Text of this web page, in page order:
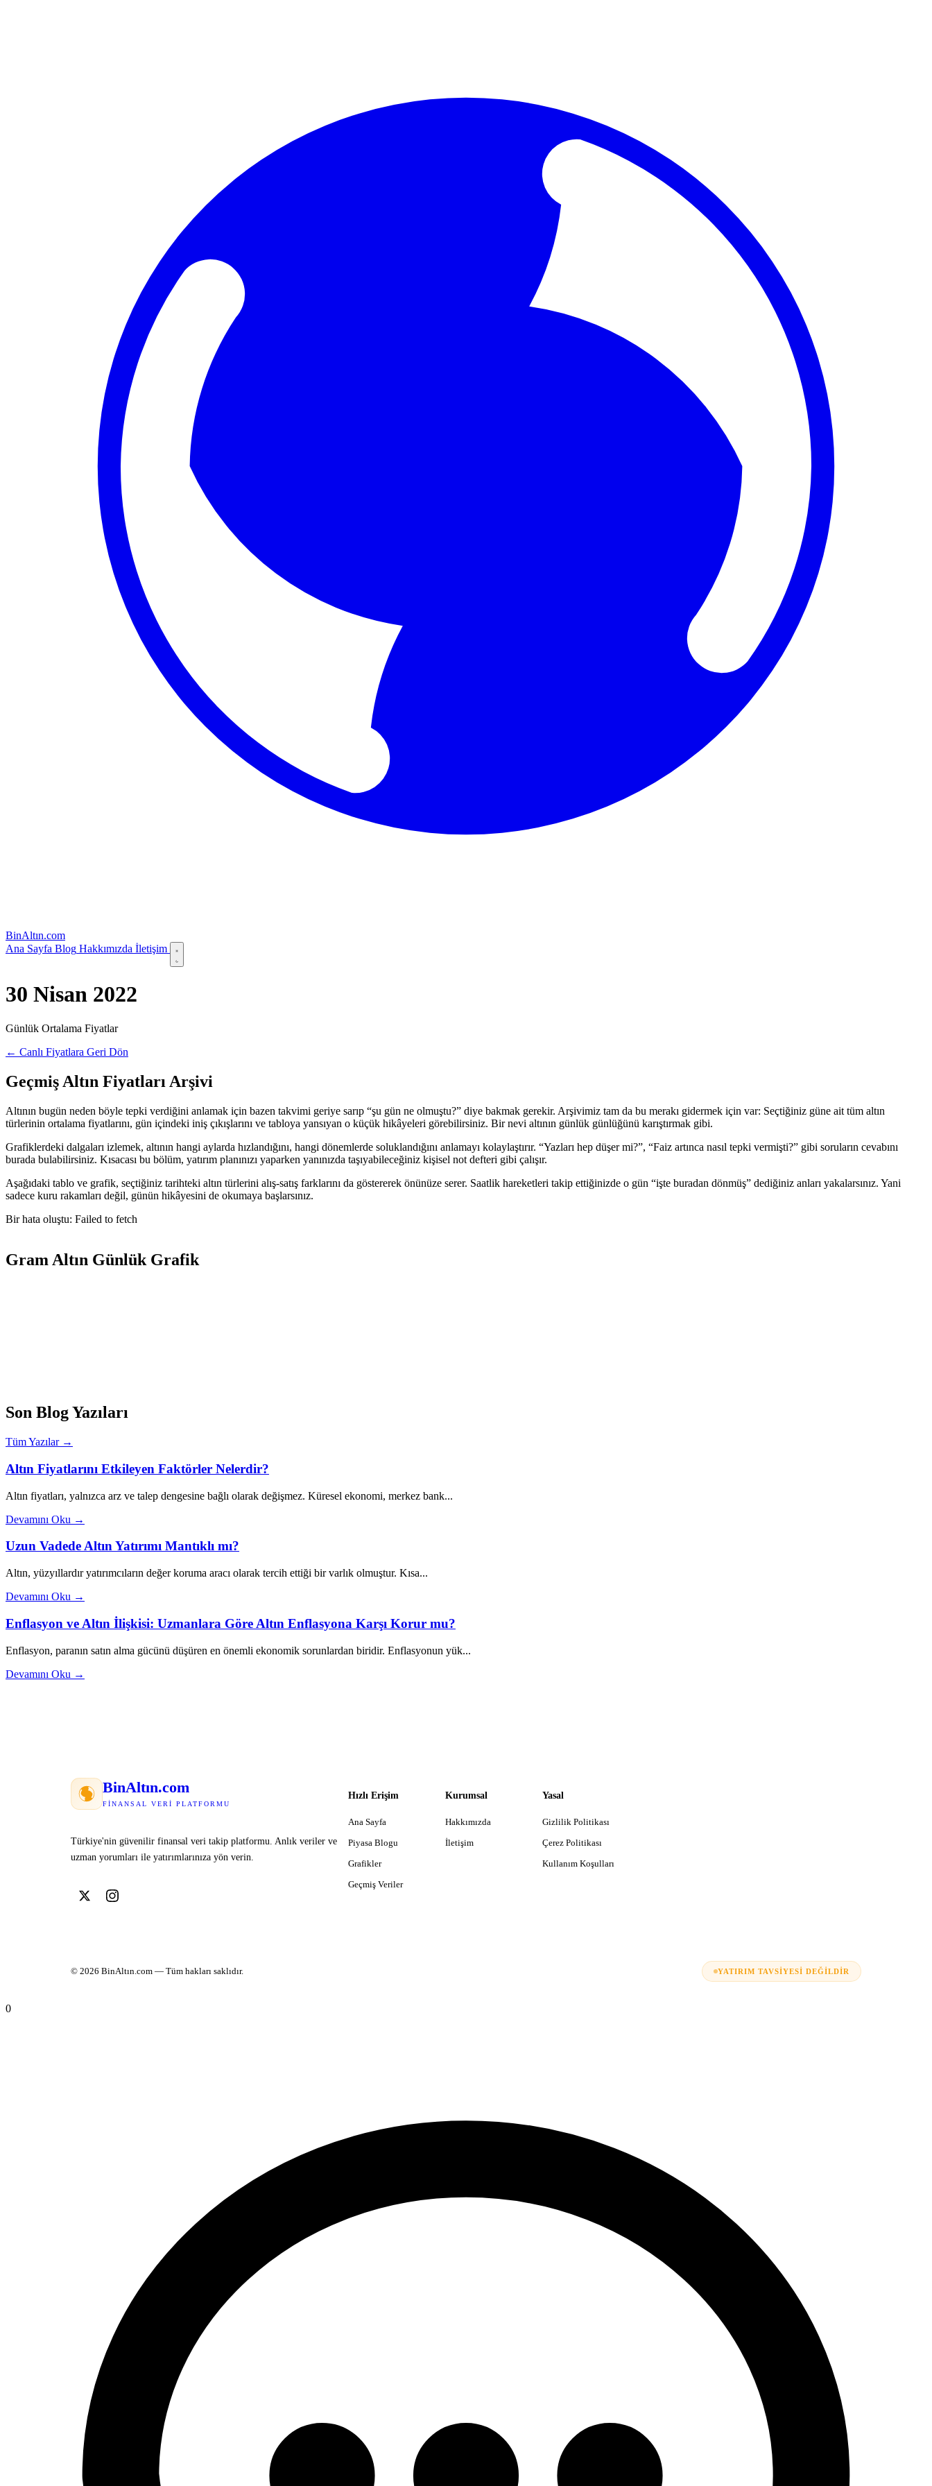
BinAltın.com
Ana Sayfa Blog Hakkımızda İletişim
30 Nisan 2022
Günlük Ortalama Fiyatlar
← Canlı Fiyatlara Geri Dön
Geçmiş Altın Fiyatları Arşivi
Altının bugün neden böyle tepki verdiğini anlamak için bazen takvimi geriye sarıp “şu gün ne olmuştu?” diye bakmak gerekir. Arşivimiz tam da bu merakı gidermek için var: Seçtiğiniz güne ait tüm altın
türlerinin ortalama fiyatlarını, gün içindeki iniş çıkışlarını ve tabloya yansıyan o küçük hikâyeleri görebilirsiniz. Bir nevi altının günlük günlüğünü karıştırmak gibi.
Grafiklerdeki dalgaları izlemek, altının hangi aylarda hızlandığını, hangi dönemlerde soluklandığını anlamayı kolaylaştırır. “Yazları hep düşer mi?”, “Faiz artınca nasıl tepki vermişti?” gibi soruların cevabını
burada bulabilirsiniz. Kısacası bu bölüm, yatırım planınızı yaparken yanınızda taşıyabileceğiniz kişisel not defteri gibi çalışır.
Aşağıdaki tablo ve grafik, seçtiğiniz tarihteki altın türlerini alış-satış farklarını da göstererek önünüze serer. Saatlik hareketleri takip ettiğinizde o gün “işte buradan dönmüş” dediğiniz anları yakalarsınız. Yani
sadece kuru rakamları değil, günün hikâyesini de okumaya başlarsınız.
Bir hata oluştu: Failed to fetch
Gram Altın Günlük Grafik
Son Blog Yazıları
Tüm Yazılar →
Altın Fiyatlarını Etkileyen Faktörler Nelerdir?
Altın fiyatları, yalnızca arz ve talep dengesine bağlı olarak değişmez. Küresel ekonomi, merkez bank...
Devamını Oku →
Uzun Vadede Altın Yatırımı Mantıklı mı?
Altın, yüzyıllardır yatırımcıların değer koruma aracı olarak tercih ettiği bir varlık olmuştur. Kısa...
Devamını Oku →
Enflasyon ve Altın İlişkisi: Uzmanlara Göre Altın Enflasyona Karşı Korur mu?
Enflasyon, paranın satın alma gücünü düşüren en önemli ekonomik sorunlardan biridir. Enflasyonun yük...
Devamını Oku →
BinAltın.com
FINANSAL VERI PLATFORMU
Türkiye'nin güvenilir finansal veri takip platformu. Anlık veriler ve
uzman yorumları ile yatırımlarınıza yön verin.
Hızlı Erişim
Ana Sayfa
Piyasa Blogu
Grafikler
Geçmiş Veriler
Kurumsal
Hakkımızda
İletişim
Yasal
Gizlilik Politikası
Çerez Politikası
Kullanım Koşulları
© 2026 BinAltın.com — Tüm hakları saklıdır. YATIRIM TAVSIYESI DEĞILDIR
0